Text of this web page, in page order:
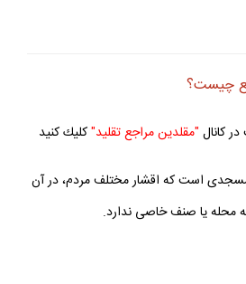
چيست؟
كانال "مقلدين مراجع تقليد"كليك كنيد
است كه اقشار مختلف مردم، در آن
محله يا صنف خاصى ندارد.